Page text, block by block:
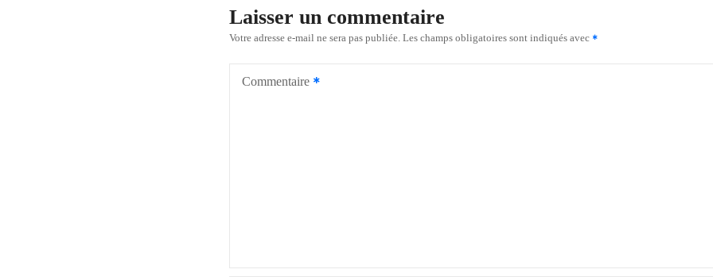
i
g
Laisser un commentaire
Votre adresse e-mail ne sera pas publiée. Les champs obligatoires sont indiqués avec
Commentaire